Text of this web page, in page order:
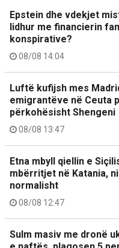
Epstein dhe vdekjet
lidhur me financierin
konspirative?
08/08 14:04
Luftë kufijsh mes
emigrantëve në Ceuta
përkohësisht Shengeni
08/08 13:47
Etna mbyll qiellin e
mbërritjet në Katania,
normalisht
08/08 12:47
Sulm masiv me dronë